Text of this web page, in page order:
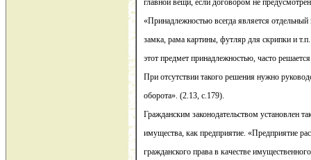
главной вещи, если договором не
«Принадлежностью всегда является
замка, рама картины, футляр для скрипки и
этот предмет принадлежностью, часто
При отсутствии такого решения нужно
оборота». (2.13, с.179).
Гражданским законодательством установлен
имущества, как предприятие. «Предприятие
гражданского права в качестве